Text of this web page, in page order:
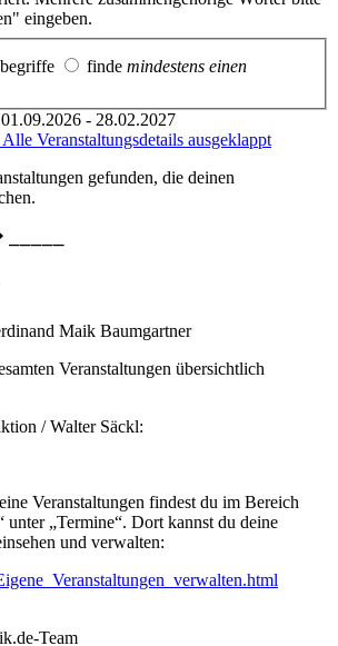
eingeben.
finde mindestens einen
- 28.02.2027
Veranstaltungsdetails ausgeklappt
gefunden, die deinen
Maik Baumgartner
Veranstaltungen übersichtlich
/Walter Säckl:
Veranstaltungen findest du im Bereich
„Termine“. Dort kannst du deine
und verwalten:
Team